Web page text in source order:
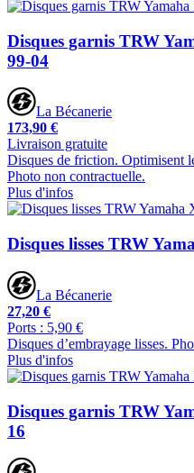
Disques garnis TRW
99-04
La Bécanerie
173,90 €
Livraison gratuite
Disques de friction. Optimisent
Photo non contractuelle.
Plus d'infos
Disques lisses TRW
La Bécanerie
27,20 €
Ports : 5,90 €
Disques d’embrayage lisses.
Plus d'infos
Disques garnis TRW
16